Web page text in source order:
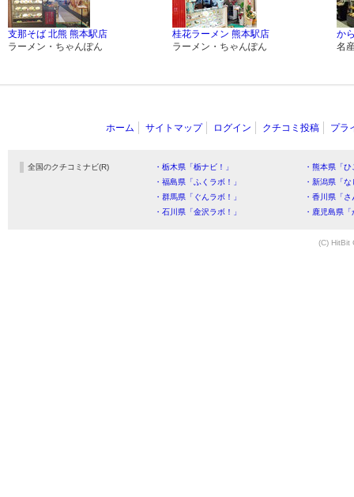
支那そば 北熊 熊本駅店
ラーメン・ちゃんぽん
桂花ラーメン 熊本駅店
ラーメン・ちゃんぽん
か
名
ホーム サイトマップ ログイン クチコミ投稿 プラ
全国のクチコミナビ(R) ・栃木県「栃ナビ！」
・熊本県「
・福島県「ふくラボ！」
・新潟県「
・群馬県「ぐんラボ！」
・香川県「
・石川県「金沢ラボ！」
・鹿児島県
(C) HitBit